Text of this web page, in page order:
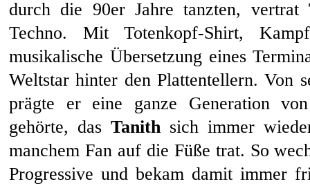
durch die 90er Jahre tanzten, vertrat
Techno. Mit Totenkopf-Shirt,
musikalische Übersetzung eines
Weltstar hinter den Plattentellern. Von
prägte er eine ganze Generation
gehörte, das Tanithsich immer
manchem Fan auf die Füße trat. So
Progressive und bekam damit immer